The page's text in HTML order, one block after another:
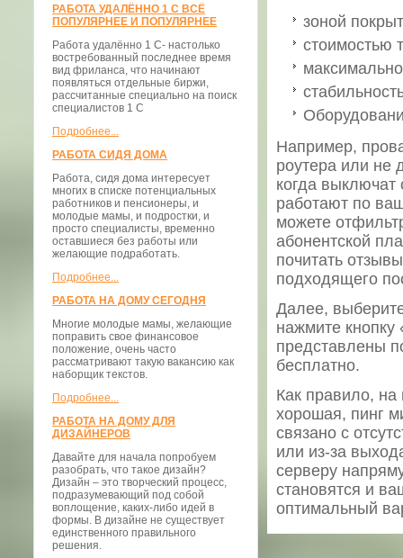
РАБОТА УДАЛЁННО 1 С ВСЁ
ПОПУЛЯРНЕЕ И ПОПУЛЯРНЕЕ
Работа удалённо 1 С- настолько
востребованный последнее время
вид фриланса, что начинают
появляться отдельные биржи,
рассчитанные специально на поиск
специалистов 1 С
Подробнее...
РАБОТА СИДЯ ДОМА
Работа, сидя дома интересует
многих в списке потенциальных
работников и пенсионеры, и
молодые мамы, и подростки, и
просто специалисты, временно
оставшиеся без работы или
желающие подработать.
Подробнее...
РАБОТА НА ДОМУ СЕГОДНЯ
Многие молодые мамы, желающие
поправить свое финансовое
положение, очень часто
рассматривают такую вакансию как
наборщик текстов.
Подробнее...
РАБОТА НА ДОМУ ДЛЯ
ДИЗАЙНЕРОВ
Давайте для начала попробуем
разобрать, что такое дизайн?
Дизайн – это творческий процесс,
подразумевающий под собой
воплощение, каких-либо идей в
формы. В дизайне не существует
единственного правильного
решения.
зоной
стоимостью
Например,
роутера или не
когда
работают по
можете
абонентской
почитать
подходящего
Далее,
нажмите кнопку
представлены
бесплатно.
Как правило, на
хорошая, пинг
связано с
или из-за
серверу
становятся и
оптимальный